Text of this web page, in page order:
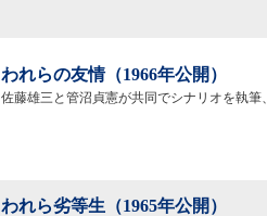
われらの友情（1966年公開）
佐藤雄三と管沼貞憲が共同でシナリオを執
われら劣等生（1965年公開）